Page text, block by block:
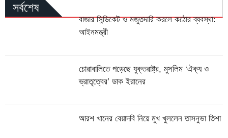
সর্বশেষ
বাজার সিন্ডিকেট ও মজুতদারি করলে কঠোর ব্যবস্থা:
আইনমন্ত্রী
চোরাবালিতে পড়েছে যুক্তরাষ্ট্র, মুসলিম ‘ঐক্য ও
ভ্রাতৃত্বের’ ডাক ইরানের
আরশ খানের বেয়াদবি নিয়ে মুখ খুললেন তাসনুভা তিশা